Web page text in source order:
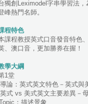
獨創Leximodel字串學習法
峰熱門名師。
程特色
課程教授英式口音發音特色
、澳口音，更加勝券在握！
學大綱
1堂
論：英式英文特色－英式與
式 vs 美式英文主要差異－母
：描述景象